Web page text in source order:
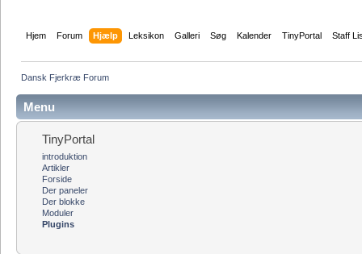
Hjem Forum Hjælp Leksikon Galleri Søg Kalender TinyPortal Staff
Dansk Fjerkræ Forum
Menu
TinyPortal
introduktion
Artikler
Forside
Der paneler
Der blokke
Moduler
Plugins